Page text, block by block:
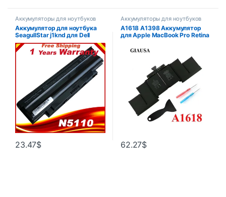
Аккумуляторы для ноутбуков
Аккумулятор для ноутбука
SeagullStar j1knd для Dell
Inspiron M501 M501R M511R
N3010 N3110 N4010 N4050
N4110 N5010 N5010D N5110
23.47$
Аккумуляторы для ноутбуков
A1618 A1398 Аккумулятор
для Apple MacBook Pro Retina
год 020-00079 MJLQ2LL/A
MJLT2LL/A 99,5 Втч 11,36 В
62.27$